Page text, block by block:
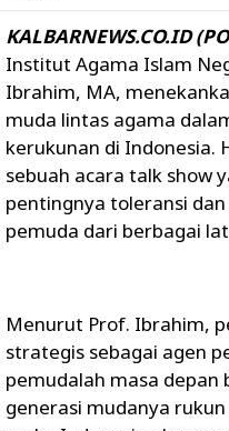
KALBARNEWS.CO.ID
Institut Agama Islam
Ibrahim, MA,
muda lintas agama
kerukunan di Indonesia.
sebuah acara talk show
pentingnya toleransi
pemuda dari berbagai
Menurut Prof. Ibrahim,
strategis sebagai agen
pemudalah masa depan
generasi mudanya